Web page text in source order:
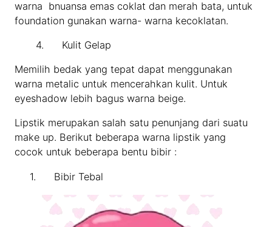
warna bnuansa emas coklat dan merah bata, untuk
foundation gunakan warna- warna kecoklatan.
4. Kulit Gelap
Memilih bedak yang tepat dapat menggunakan
warna metalic untuk mencerahkan kulit. Untuk
eyeshadow lebih bagus warna beige.
Lipstik merupakan salah satu penunjang dari suatu
make up. Berikut beberapa warna lipstik yang
cocok untuk beberapa bentu bibir :
1. Bibir Tebal